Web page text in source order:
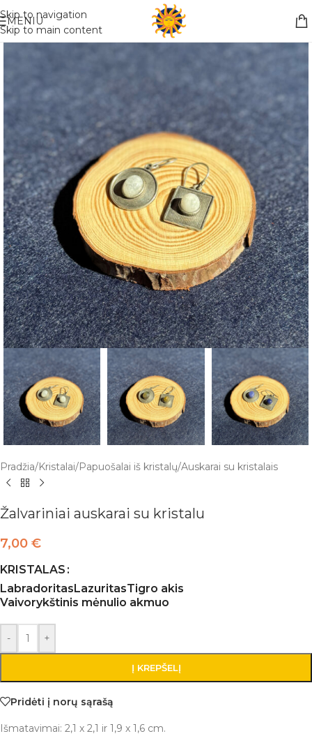
Skip to navigation
Skip to main content
Nemokamas pristatymas į paštomatą apsiperkant už 30€!!
MENIU
Pradžia/Kristalai/Papuošalai iš kristalų/Auskarai su kristalais
Žalvariniai auskarai su kristalu
7,00 €
KRISTALAS
Labradoritas LazuritasTigro akis
Vaivorykštinis mėnulio akmuo
- +
Į KREPŠELĮ
Pridėti į norų sąrašą
Išmatavimai: 2,1 x 2,1 ir 1,9 x 1,6 cm.